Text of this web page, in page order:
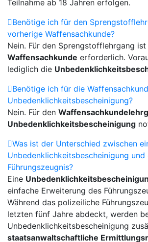
Teilnahme ab 18 Jahren erfolgen.
Benötige ich für den
vorherige Waffensachkunde?
Nein. Für den Sprengstofflehrgang ist
Waffensachkunde erforderlich.
lediglich die
Benötige ich für die
Unbedenklichkeitsbescheinigung?
Nein. Für den
Unbedenklichkeitsbescheinigung
Was ist der Unterschied zwischen
Unbedenklichkeitsbescheinigung und
Führungszeugnis?
Eine
einfache Erweiterung des
Während das polizeiliche
letzten fünf Jahre abdeckt, werden
Unbedenklichkeitsbescheinigung
staatsanwaltschaftliche